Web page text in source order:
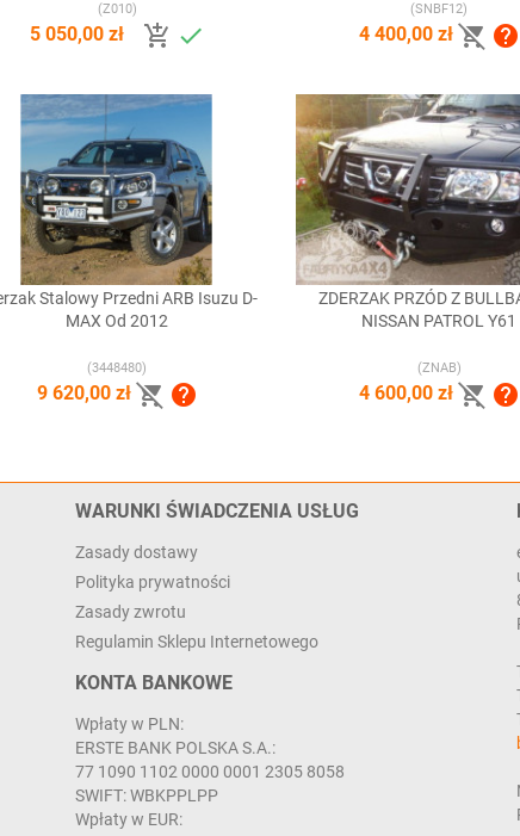
(Z010)
5 050,00 zł  
(SNBF12)
4 400,00 zł  
Szybki podgląd
Stalowy Przedni ARB Isuzu D-
MAX Od 2012
(3448480)
9 620,00 zł  
Szybki podgląd
ZDERZAK PRZÓD Z
NISSAN PATROL Y61
(ZNAB)
4 600,00 zł  
WARUNKI ŚWIADCZENIA USŁUG
Zasady dostawy
Polityka prywatności
Zasady zwrotu
Regulamin Sklepu Internetowego
KONTA BANKOWE
Wpłaty w PLN:
ERSTE BANK POLSKA S.A.:
77 1090 1102 0000 0001 2305 8058
SWIFT: WBKPPLPP
Wpłaty w EUR: